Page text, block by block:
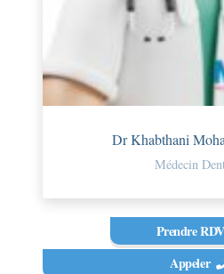
Dr Khabthani
Médecin
Prendre RDV
Appeler